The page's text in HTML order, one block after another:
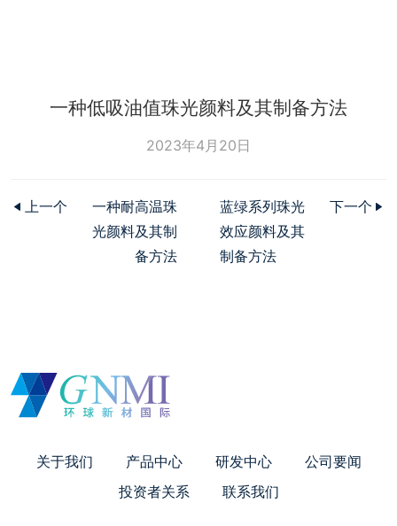
一种低吸油值珠光颜料及其制备方法
2023年4月20日
上一个
一种耐高温珠
光颜料及其制
备方法
蓝绿系列珠光
效应颜料及其
制备方法
下一个
关于我们 产品中心 研发中心
公司要闻
投资者关系
联系我们